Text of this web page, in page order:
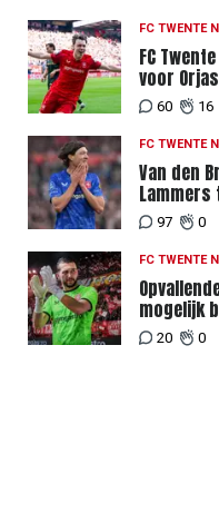
FC TWENTE
FC
voor
genoemd
60 16
FC TWENTE
Van den
Twente
97 0
FC TWENTE
mogelijk
eigenlijk
20 0